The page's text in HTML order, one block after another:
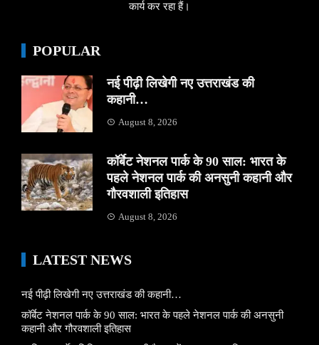
कार्य कर रहा हैं।
POPULAR
नई पीढ़ी लिखेगी नए उत्तराखंड की
कहानी…
August 8, 2026
कॉर्बेट नेशनल पार्क के 90 साल: भारत के
पहले नेशनल पार्क की अनसुनी कहानी और
गौरवशाली इतिहास
August 8, 2026
LATEST NEWS
नई पीढ़ी लिखेगी नए उत्तराखंड की कहानी…
कॉर्बेट नेशनल पार्क के 90 साल: भारत के पहले नेशनल पार्क की अनसुनी
कहानी और गौरवशाली इतिहास